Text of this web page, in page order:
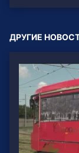
ДРУГИЕ